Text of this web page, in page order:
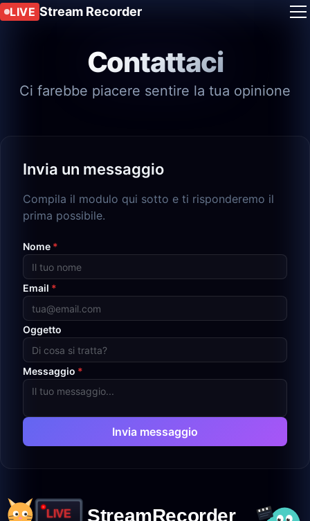
LIVE Stream Recorder
Contattaci
Ci farebbe piacere sentire la tua opinione
Invia un messaggio
Compila il modulo qui sotto e ti risponderemo il
prima possibile.
Nome *
Email *
Oggetto
Messaggio *
Invia messaggio